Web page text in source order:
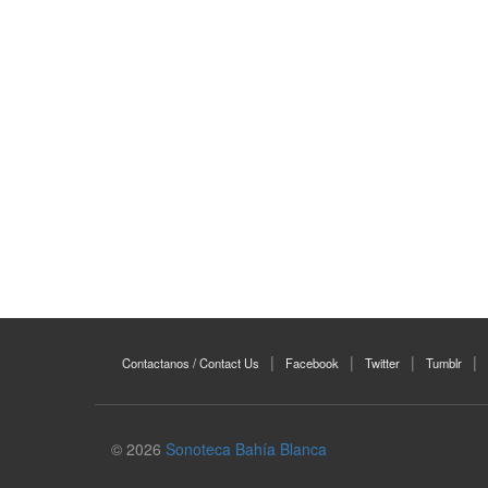
Contactanos / Contact Us Facebook Twitter Tumblr
© 2026 Sonoteca Bahía Blanca